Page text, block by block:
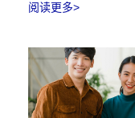
阅读更多>